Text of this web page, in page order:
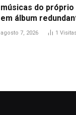
músicas do
em álbum
agosto 7, 2026 1